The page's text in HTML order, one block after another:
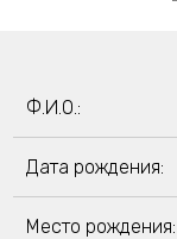
Ф.И.О.:
Дата рождения:
Место рождения: